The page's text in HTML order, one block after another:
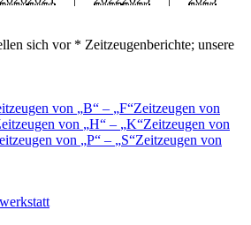
sich vor * Zeitzeugenberichte; unsere
von B – F Zeitzeugen von
von H – K Zeitzeugen von
von P – S Zeitzeugen von